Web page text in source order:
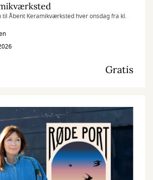
til Åbent Keramikværksted hver onsdag fra kl.
Gratis